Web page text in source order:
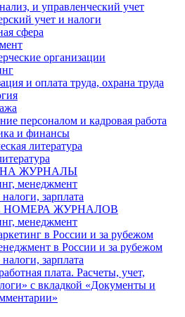
и управленческий учет
учет и налоги
сфера
организации
и оплата труда, охрана труда
персоналом и кадровая работа
и финансы
литература
ЖУРНАЛЫ
менеджмент
зарплата
НОМЕРА ЖУРНАЛОВ
менеджмент
в России и за рубежом
в России и за рубежом
зарплата
плата. Расчеты, учет,
с вкладкой «Документы и